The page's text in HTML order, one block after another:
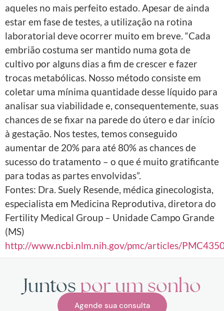
aqueles no mais perfeito estado. Apesar de ainda
estar em fase de testes, a utilização na rotina
laboratorial deve ocorrer muito em breve. “Cada
embrião costuma ser mantido numa gota de
cultivo por alguns dias a fim de crescer e fazer
trocas metabólicas. Nosso método consiste em
coletar uma mínima quantidade desse líquido para
analisar sua viabilidade e, consequentemente, suas
chances de se fixar na parede do útero e dar início
à gestação. Nos testes, temos conseguido
aumentar de 20% para até 80% as chances de
sucesso do tratamento – o que é muito gratificante
para todas as partes envolvidas”.
Fontes: Dra. Suely Resende, médica ginecologista,
especialista em Medicina Reprodutiva, diretora do
Fertility Medical Group – Unidade Campo Grande
(MS)
http://www.ncbi.nlm.nih.gov/pmc/articles/
Juntos por um sonho
Agende sua consulta